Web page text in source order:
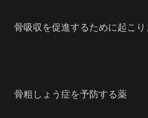
骨吸収を促進するために起こり
骨粗しょう症を予防する薬